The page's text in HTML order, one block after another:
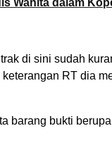
Wanita dalam
di sini sudah
RT dia
barang bukti